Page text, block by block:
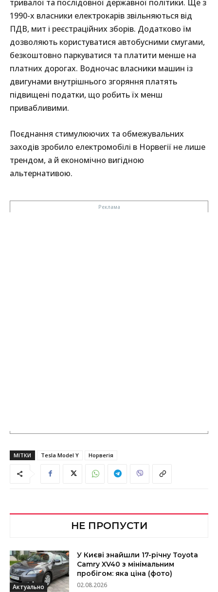
тривалої та послідовної державної політики. Ще з
1990-х власники електрокарів звільняються від
ПДВ, мит і реєстраційних зборів. Додатково їм
дозволяють користуватися автобусними смугами,
безкоштовно паркуватися та платити менше на
платних дорогах. Водночас власники машин із
двигунами внутрішнього згоряння платять
підвищені податки, що робить їх менш
привабливими.
Поєднання стимулюючих та обмежувальних
заходів зробило електромобілі в Норвегії не лише
трендом, а й економічно вигідною
альтернативою.
МІТКИ Tesla Model Y Норвегія
НЕ ПРОПУСТИ
Актуально
У Києві знайшли 17-річну Toyota
Camry XV40 з мінімальним
пробігом: яка ціна (фото)
02.08.2026